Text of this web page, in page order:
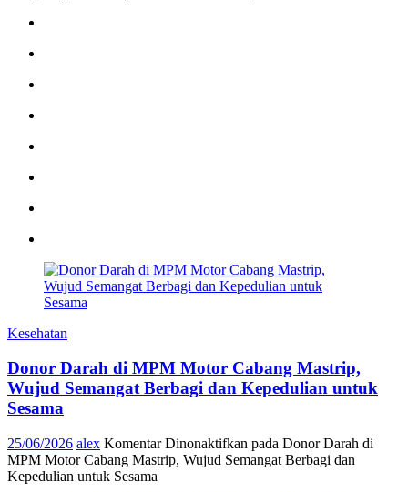
Kesehatan
Donor Darah di MPM Motor Cabang Mastrip,
Wujud Semangat Berbagi dan Kepedulian untuk
Sesama
25/06/2026 alex Komentar Dinonaktifkan pada Donor Darah di
MPM Motor Cabang Mastrip, Wujud Semangat Berbagi dan
Kepedulian untuk Sesama